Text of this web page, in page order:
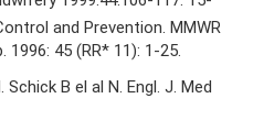
and Prevention. MMWR
1996: 45 (RR* 11): 1-25.
В el al N. Engl. J. Med